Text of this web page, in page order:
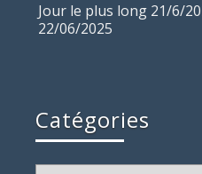
Jour le plus long 21/6/
22/06/2025
Catégories